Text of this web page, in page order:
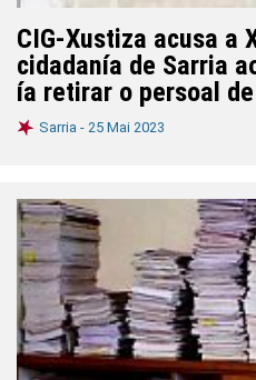
CIG-Xustiza acusa a
cidadanía de Sarria
ía retirar o persoal
Sarria - 25 Mai 2023